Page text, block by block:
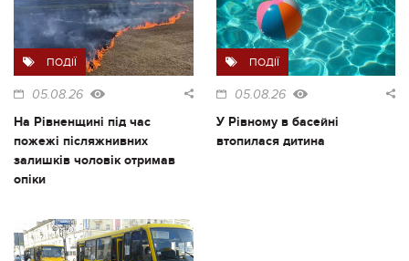
ПОДІЇ
05.08.26
На Рівненщині під час
пожежі післяжнивних
залишків чоловік отримав
опіки
ПОДІЇ
05.08.26
У Рівному в басейні
втопилася дитина